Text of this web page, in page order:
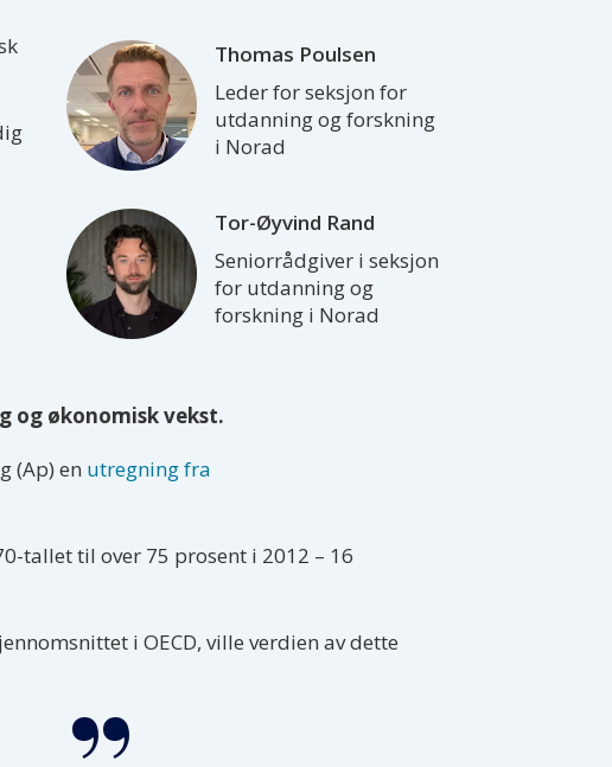
Thomas Poulsen
Leder for seksjon for
utdanning og forskning
i Norad
Tor-Øyvind Rand
Seniorrådgiver i seksjon
for utdanning og
forskning i Norad
og økonomisk vekst.
(Ap) en utregning fra
tallet til over 75 prosent i 2012 – 16
i OECD, ville verdien av dette